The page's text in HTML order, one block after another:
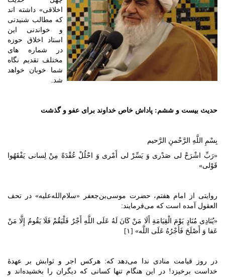
اخلاقی» داشته اند
که مطالب شنیدنی
و خواندنی این
استاد اخلاق حوزه
در شماره های
مختلف تقدیم نگاه
شما خوبان خواهد
شد.
حدیث بیست و ششم: پاداش خاص خداوند برای عفو و گذشت
بِسْمِ‌ اللَّهِ الرَّحْمنِ الرَّحیم‌
«رَبِّ اشْرَحْ لی صَدْری‌ وَ یَسِّرْ لی أَمْری وَ احْلُلْ عُقْدَةً مِنْ لِسانی یَفْقَهُوا
قَوْلی»
روایتی از امام هفتم، حضرت موسی‌بن‌جعفر «سلام‌الله‌علیه» در تحف
العقول آمده است که می‌فرمایند:
«یُنَادِی مُنَادٍ یَوْمَ الْقِیَامَةِ أَلَا مَنْ‌ کَانَ‌ لَهُ‌ عَلَی‌ اللَّهِ‌ أَجْرٌ فَلْیَقُمْ فَلَا یَقُومُ إِلَّا مَنْ‌
عَفا وَ أَصْلَحَ فَأَجْرُهُ عَلَی اللَّه» [۱]
در روز قیامت منادی ندا می‌دهد که: هرکس اجر و ثوابش بر عهدۀ
خداست برخیزد! در این هنگام تنها کسانی که دیگران را بخشیده‌اند و